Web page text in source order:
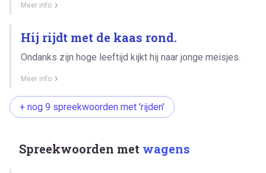
Meer info
Hij rijdt met de kaas rond.
Ondanks zijn hoge leeftijd kijkt hij naar jonge meisjes.
Meer info
+ nog 9 spreekwoorden met 'rijden'
Spreekwoorden met wagens